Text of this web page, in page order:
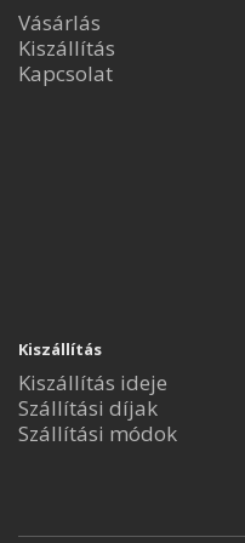
Vásárlás
Kiszállítás
Kapcsolat
Kiszállítás
Kiszállítás ideje
Szállítási díjak
Szállítási módok